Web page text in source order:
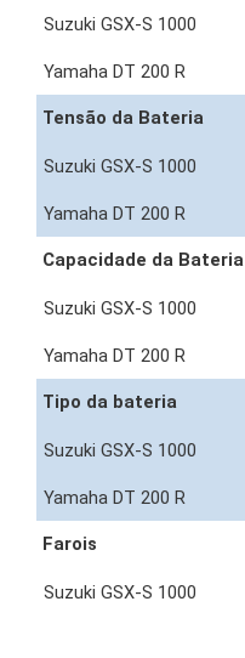
Tensão da Bateria
Capacidade da Bateria
Tipo da bateria
Farois